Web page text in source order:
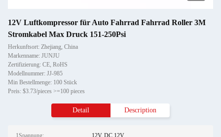
12V Luftkompressor für Auto Fahrrad Fahrrad Roller 3M
Stromkabel Max Druck 151-250Psi
Herkunftsort: Zhejiang, China
Markenname: JUNJU
Zertifizierung: CE, RoHS
Modellnummer: JJ-985
Min Bestellmenge: 100 Stück
Preis: $3.73/pieces >=100 pieces
Detail Description
1Spannung: 12V, DC 12V